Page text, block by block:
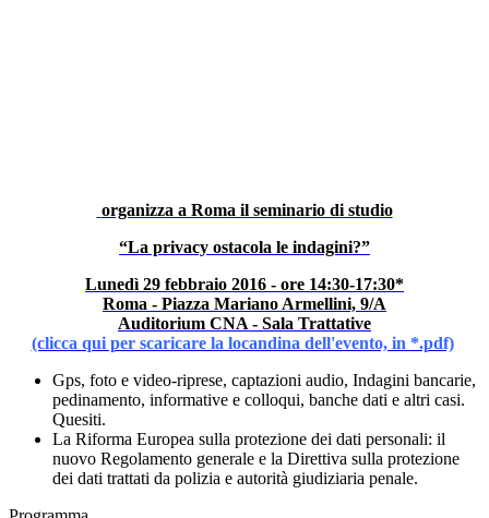
organizza a Roma il seminario di studio
“La privacy ostacola le indagini?”
Lunedì 29 febbraio 2016 - ore 14:30-17:30*
Roma - Piazza Mariano Armellini, 9/A
Auditorium CNA - Sala Trattative
(clicca qui per scaricare la locandina dell'evento, in *.pdf)
Gps, foto e video-riprese, captazioni audio, Indagini bancarie,
pedinamento, informative e colloqui, banche dati e altri casi.
Quesiti.
La Riforma Europea sulla protezione dei dati personali: il
nuovo Regolamento generale e la Direttiva sulla protezione
dei dati trattati da polizia e autorità giudiziaria penale.